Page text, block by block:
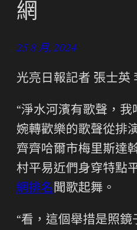
網
25 8 月, 2024
光亮日報記者 張士英
“淨水河濱有歌聲，
婉轉歡樂的歌聲從排
齊齊哈爾市梅里斯達
村平易近們身穿特點
網排名 聞歌起舞。
“看，這個舉措是照